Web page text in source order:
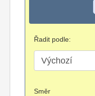
Řadit podle:
Směr